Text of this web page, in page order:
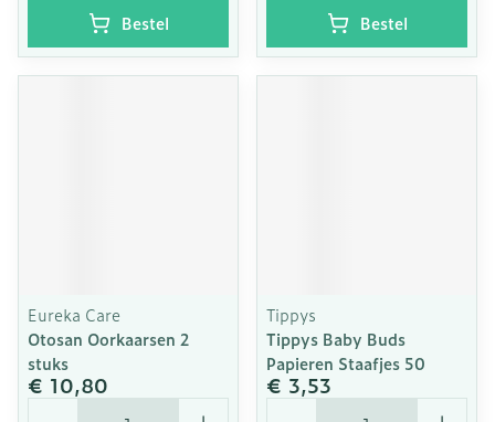
Bestel Bestel
Eureka Care
Otosan Oorkaarsen 2
stuks
€ 10,80
Aantal
Tippys
Tippys Baby Buds
Papieren Staafjes 50
€ 3,53
Aantal